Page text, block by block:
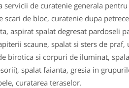
servicii de curatenie generala
scari de bloc, curatenie dupa
aspirat spalat degresat pardoseli
scaune, spalat si sters de
birotica si corpuri de iluminat,
spalat faianta, gresia in
curatarea teraselor.